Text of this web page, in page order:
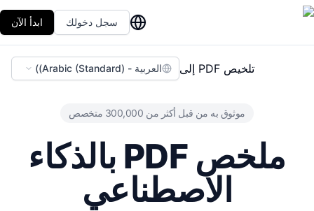
سجل دخولك ابدأ الآن
تلخيص PDF إلى العربية - (Arabic (Standard))
موثوق به من قبل أكثر من 300,000 متخصص
ملخص PDF بالذكاء
الاصطناعي